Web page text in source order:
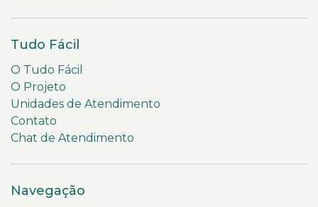
Tudo Fácil
O Tudo Fácil
O Projeto
Unidades de Atendimento
Contato
Chat de Atendimento
Navegação